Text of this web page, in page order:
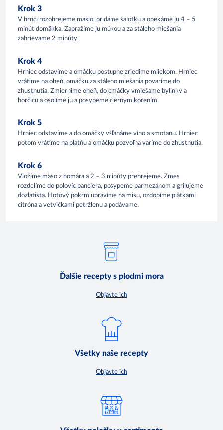
Krok 3
V hrnci rozohrejeme maslo, pridáme šalotku a opekáme ju 4 – 5
minút domäkka. Zapražíme ju múkou a za stáleho miešania
zahrievame 2 minúty.
Krok 4
Hrniec odstavíme a omáčku postupne zriedime mliekom. Hrniec
vrátime na oheň, omáčku za stáleho miešania povaríme do
zhustnutia. Zmiernime oheň, do omáčky vmiešame bylinky a
horčicu a osolíme ju a posypeme čiernym korením.
Krok 5
Hrniec odstavíme a do omáčky všľaháme víno a smotanu. Hrniec
potom vrátime na platňu a omáčku pozvoľna varíme do zhustnutia.
Krok 6
Vložíme mäso z homára a 2 – 3 minúty prehrejeme. Zmes
rozdelíme do polovíc panciera, posypeme parmezánom a grilujeme
dozlatista. Hotový pokrm upravíme na misu, ozdobíme plátkami
citróna a vetvičkami petržlenu a podávame.
Ďalšie recepty s plodmi mora
Objavte ich
Všetky naše recepty
Objavte ich